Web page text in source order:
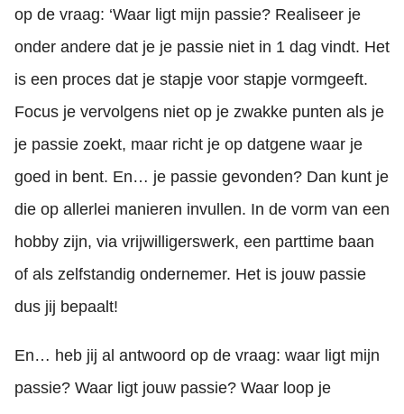
op de vraag: ‘Waar ligt mijn passie? Realiseer je
onder andere dat je je passie niet in 1 dag vindt. Het
is een proces dat je stapje voor stapje vormgeeft.
Focus je vervolgens niet op je zwakke punten als je
je passie zoekt, maar richt je op datgene waar je
goed in bent. En… je passie gevonden? Dan kunt je
die op allerlei manieren invullen. In de vorm van een
hobby zijn, via vrijwilligerswerk, een parttime baan
of als zelfstandig ondernemer. Het is jouw passie
dus jij bepaalt!
En… heb jij al antwoord op de vraag: waar ligt mijn
passie? Waar ligt jouw passie? Waar loop je